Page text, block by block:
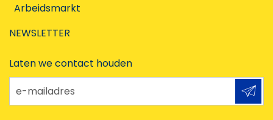
Arbeidsmarkt
NEWSLETTER
Laten we contact houden
e-mailadres